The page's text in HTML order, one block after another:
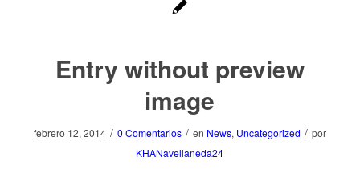
Entry without preview
image
febrero 12, 2014 / 0 Comentarios / en News, Uncategorized / por
KHANavellaneda24